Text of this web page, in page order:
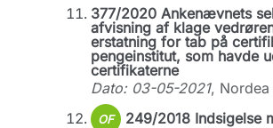
377/2020 Ankenævnets
afvisning af klage
erstatning for tab på
pengeinstitut, som havde
certifikaterne
Dato: 03-05-2021, Nordea
OF
249/2018 Indsigelse